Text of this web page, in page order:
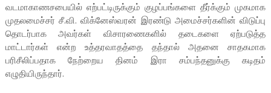
வடமாகாணசபையில் எற்பட்டிருக்கும் குழப்பங்களை தீர்க்கும் முகமாக
முதலமைச்சர் சீ.வி. விக்னேஸ்வரன் இரண்டு அமைச்சர்களின் விடுப்பு
தொடர்பாக அவர்கள் விசாரணைகளில் தடைகளை ஏற்படுத்த
மாட்டார்கள் என்ற உத்தரவாதத்தை தந்தால் அதனை சாதகமாக
பரிசீலிப்பதாக நேற்றைய தினம் இரா சம்பந்தனுக்கு கடிதம்
எழுதியிருந்தார்.